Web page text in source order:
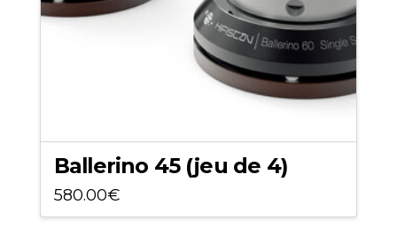
sur
Ballerino 45 (jeu de 4)
580.00€